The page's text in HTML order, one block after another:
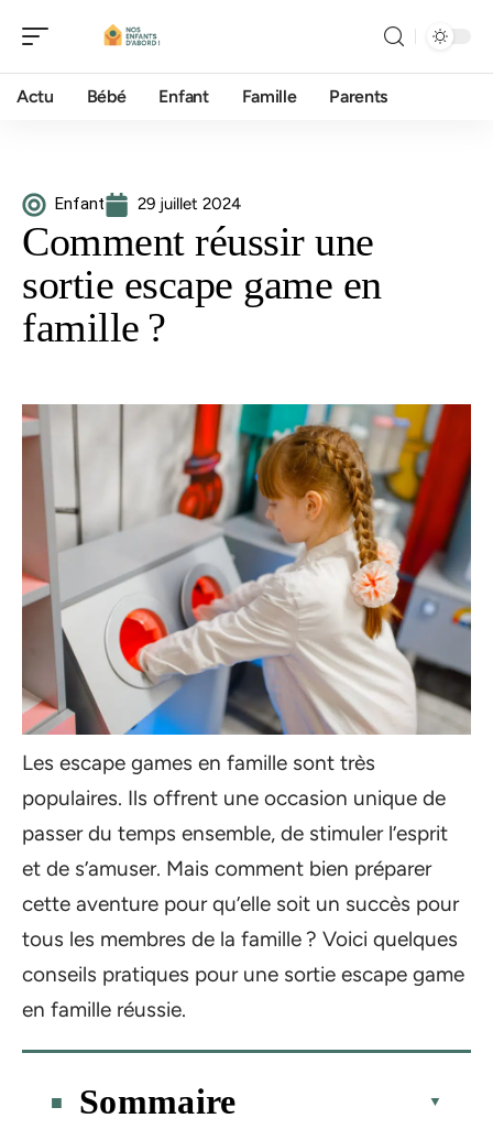
Actu Bébé Enfant Famille Parents
Enfant 29 juillet 2024
Comment réussir une
sortie escape game en
famille ?
Les escape games en famille sont très
populaires. Ils offrent une occasion unique de
passer du temps ensemble, de stimuler l’esprit
et de s’amuser. Mais comment bien préparer
cette aventure pour qu’elle soit un succès pour
tous les membres de la famille ? Voici quelques
conseils pratiques pour une sortie escape game
en famille réussie.
Sommaire